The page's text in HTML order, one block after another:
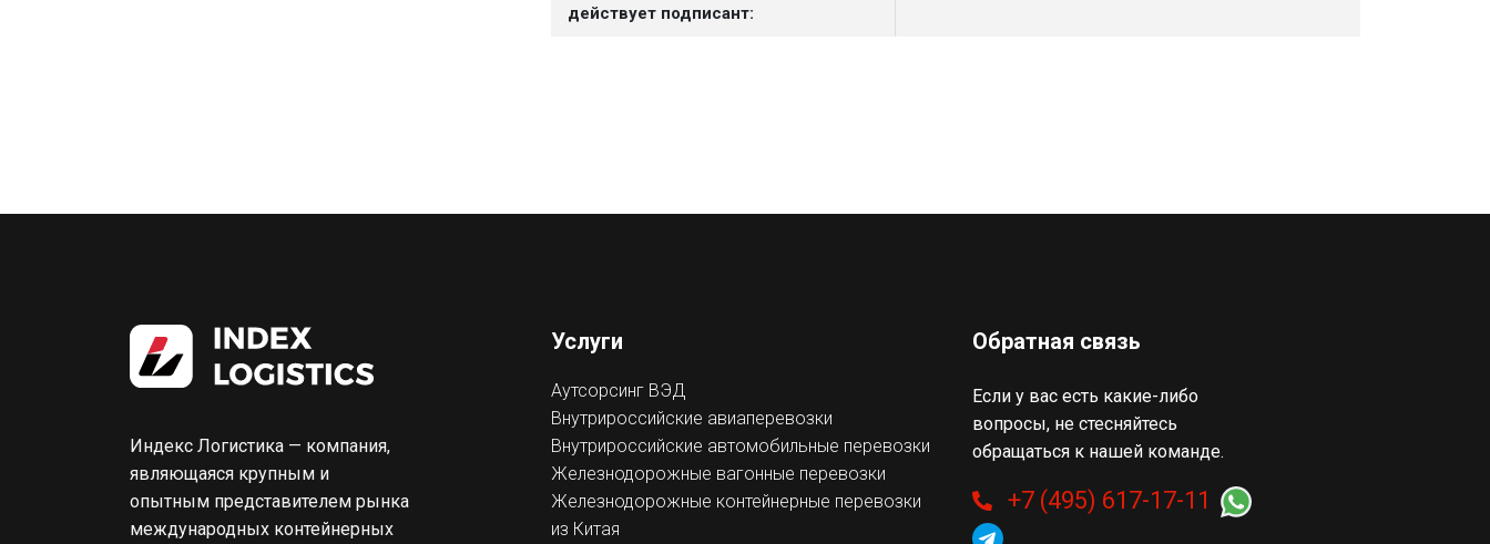
действует подписант:
Индекс Логистика — компания,
являющаяся крупным и
опытным представителем рынка
международных контейнерных
Услуги
Аутсорсинг ВЭД
Внутрироссийские авиаперевозки
Внутрироссийские автомобильные перевозки
Железнодорожные вагонные перевозки
Железнодорожные контейнерные перевозки
из Китая
Обратная связь
Если у вас есть какие-либо
вопросы, не стесняйтесь
обращаться к нашей команде.
+7 (495) 617-17-11